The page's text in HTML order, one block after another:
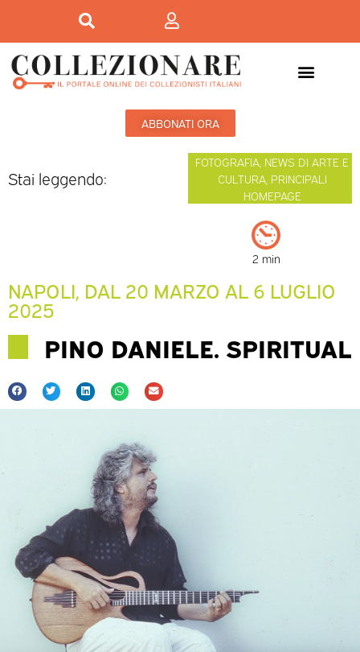
ABBONATI ORA
Stai leggendo:
FOTOGRAFIA NEWS DI ARTE E
CULTURA, PRINCIPALI
HOMEPAGE
2 min
NAPOLI, DAL 20 MARZO AL 6 LUGLIO
2025
PINO DANIELE. SPIRITUAL